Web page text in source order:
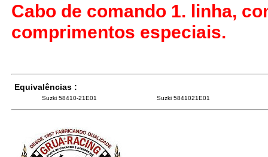
Cabo de comando 1. linha,
comprimentos especiais.
Equivalências :
Suzki 58410-21E01 Suzki 5841021E01